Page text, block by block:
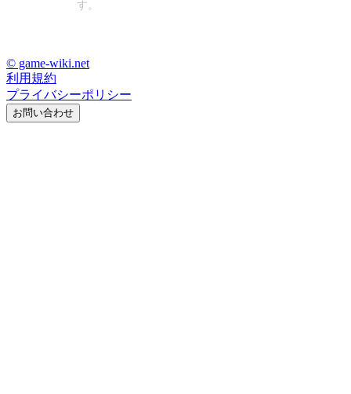
す。
© game-wiki.net
利用規約
プライバシーポリシー
お問い合わせ